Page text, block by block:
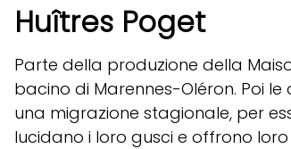
Huîtres Poget
Parte della produzione della
bacino di Marennes-Oléron. Poi
una migrazione stagionale, per
lucidano i loro gusci e offrono